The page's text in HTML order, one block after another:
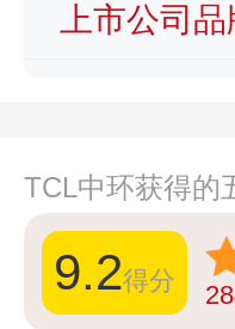
上市公司
TCL中环获得的
9.2得分